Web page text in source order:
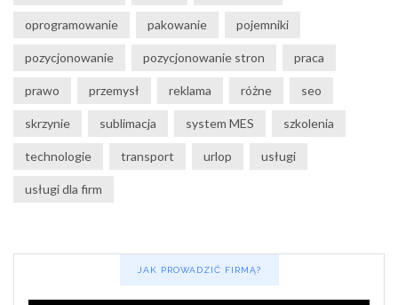
oprogramowanie pakowanie pojemniki
pozycjonowanie pozycjonowanie stron praca
prawo przemysł reklama różne seo
skrzynie sublimacja system MES szkolenia
technologie transport urlop usługi
usługi dla firm
JAK PROWADZIĆ FIRMĄ?